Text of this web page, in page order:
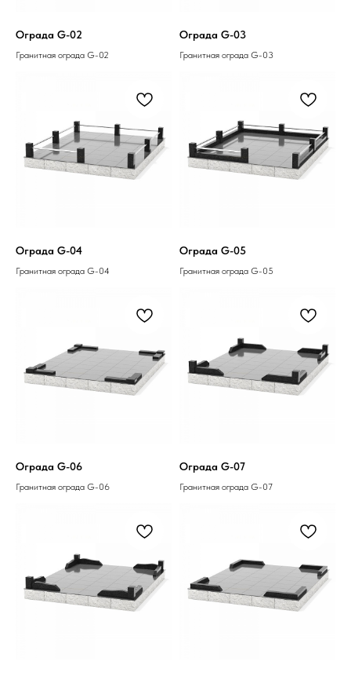
Ограда G-02
Гранитная ограда G-02
Ограда G-03
Гранитная ограда G-03
Ограда G-04
Гранитная ограда G-04
Ограда G-05
Гранитная ограда G-05
Ограда G-06
Гранитная ограда G-06
Ограда G-07
Гранитная ограда G-07